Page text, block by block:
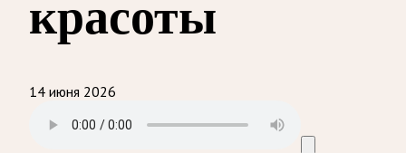
красоты
14 июня 2026